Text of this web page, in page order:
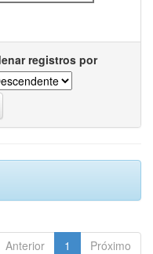
registros por
Anterior 1 Próximo